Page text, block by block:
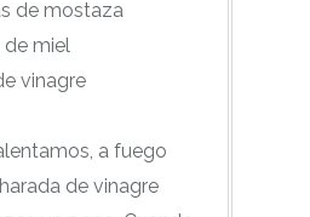
de mostaza
de miel
vinagre
a fuego
de vinagre